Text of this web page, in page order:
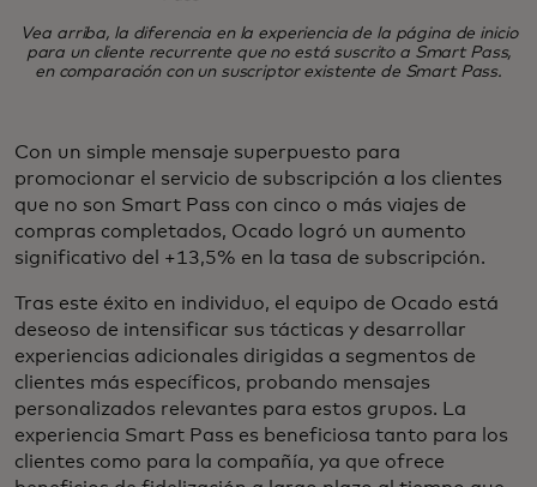
Vea arriba, la diferencia en la experiencia de la página de inicio
para un cliente recurrente que no está suscrito a Smart Pass,
en comparación con un suscriptor existente de Smart Pass.
Con un simple mensaje superpuesto para
promocionar el servicio de subscripción a los clientes
que no son Smart Pass con cinco o más viajes de
compras completados, Ocado logró un aumento
significativo del +13,5% en la tasa de subscripción.
Tras este éxito en individuo, el equipo de Ocado está
deseoso de intensificar sus tácticas y desarrollar
experiencias adicionales dirigidas a segmentos de
clientes más específicos, probando mensajes
personalizados relevantes para estos grupos. La
experiencia Smart Pass es beneficiosa tanto para los
clientes como para la compañía, ya que ofrece